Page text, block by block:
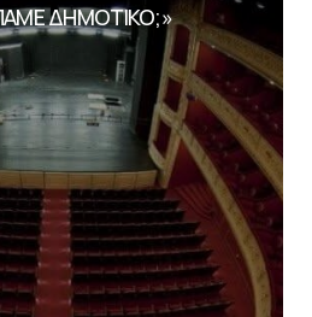
ΔΗΜΟΤΙΚΟ;»